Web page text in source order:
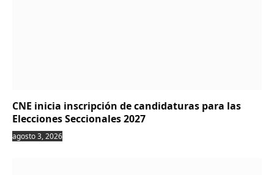
CNE inicia inscripción de candidaturas para las
Elecciones Seccionales 2027
agosto 3, 2026